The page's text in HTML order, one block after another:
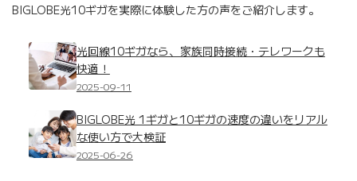
BIGLOBE光10ギガを実際に体験した方の声をご紹介します。
光回線10ギガなら、家族同時接続・テレワークも
快適！
2025-09-11
BIGLOBE光 1ギガと10ギガの速度の違いをリアル
な使い方で大検証
2025-06-26